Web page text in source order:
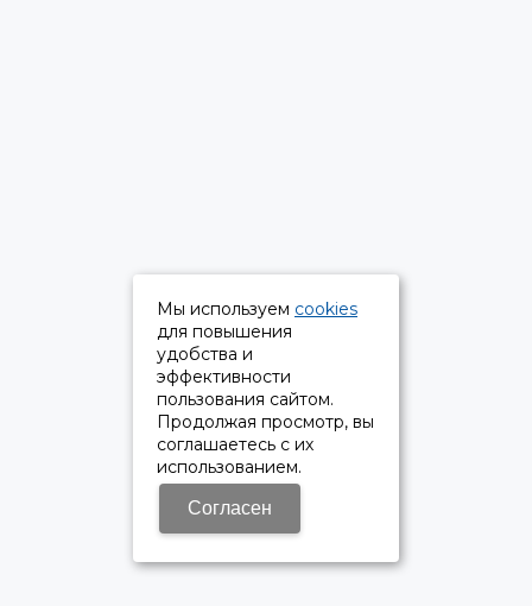
Мы используем cookies
для повышения
удобства и
эффективности
пользования сайтом.
Продолжая просмотр, вы
соглашаетесь с их
использованием.
Согласен